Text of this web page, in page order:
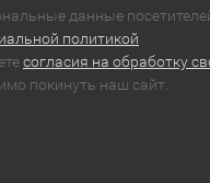
данные
политикой
согласия на обработку
покинуть наш сайт.